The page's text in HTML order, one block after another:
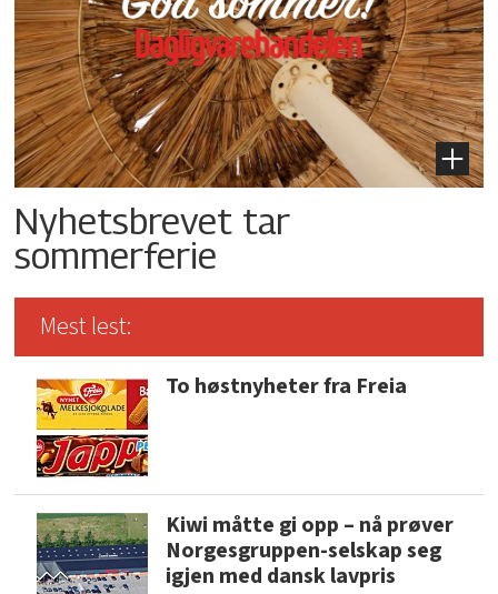
Nyhetsbrevet tar
sommerferie
Mest lest:
To høstnyheter fra Freia
Kiwi måtte gi opp – nå prøver
Norgesgruppen-selskap seg
igjen med dansk lavpris